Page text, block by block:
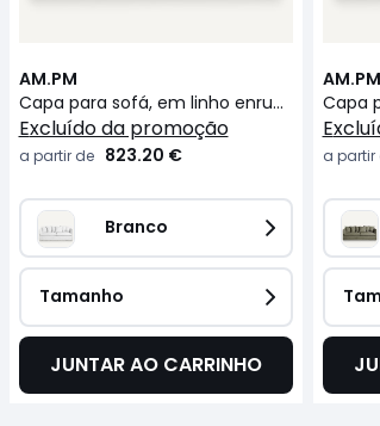
AM.PM
Capa para sofá, em linho enrugado, Neo Chiquito
excluído da promoção
a partir de 823.20 €
Branco
Tamanho
JUNTAR AO CARRINHO
AM.PM
a partir